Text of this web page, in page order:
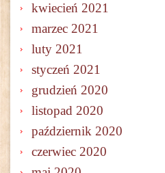
kwiecień 2021
marzec 2021
luty 2021
styczeń 2021
grudzień 2020
listopad 2020
październik 2020
czerwiec 2020